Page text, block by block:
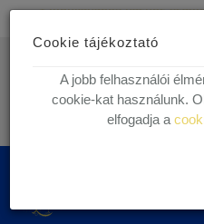
1 munkanapos házhoz
+36 (70) 631 29 82
Belépés
Cookie tájékoztató
A jobb felhasználói
cookie-kat használunk.
elfogadja a